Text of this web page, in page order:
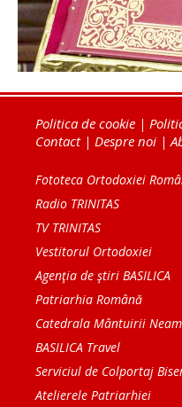
Politica de cookie |
Contact| Despre noi |
Fototeca Ortodoxiei
Radio TRINITAS
TV TRINITAS
Vestitorul Ortodoxiei
Agenţia de ştiri BASILICA
Patriarhia Română
Catedrala Mântuirii
BASILICA Travel
Serviciul de Colportaj
Atelierele Patriarhiei